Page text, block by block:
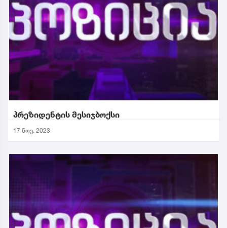
პრეზიდენტის მესიჯბოქსი
17 ნოე. 2023